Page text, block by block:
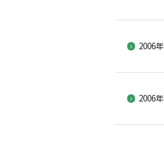
2006
2006